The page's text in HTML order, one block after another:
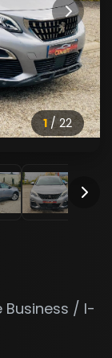
1/22
Business / I-